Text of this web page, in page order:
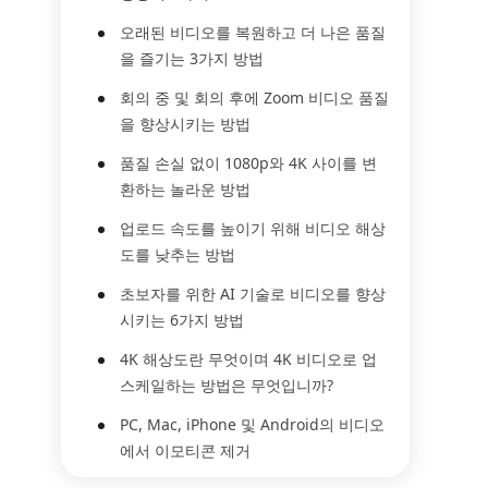
오래된 비디오를 복원하고 더 나은 품질
을 즐기는 3가지 방법
회의 중 및 회의 후에 Zoom 비디오 품질
을 향상시키는 방법
품질 손실 없이 1080p와 4K 사이를 변
환하는 놀라운 방법
업로드 속도를 높이기 위해 비디오 해상
도를 낮추는 방법
초보자를 위한 AI 기술로 비디오를 향상
시키는 6가지 방법
4K 해상도란 무엇이며 4K 비디오로 업
스케일하는 방법은 무엇입니까?
PC, Mac, iPhone 및 Android의 비디오
에서 이모티콘 제거